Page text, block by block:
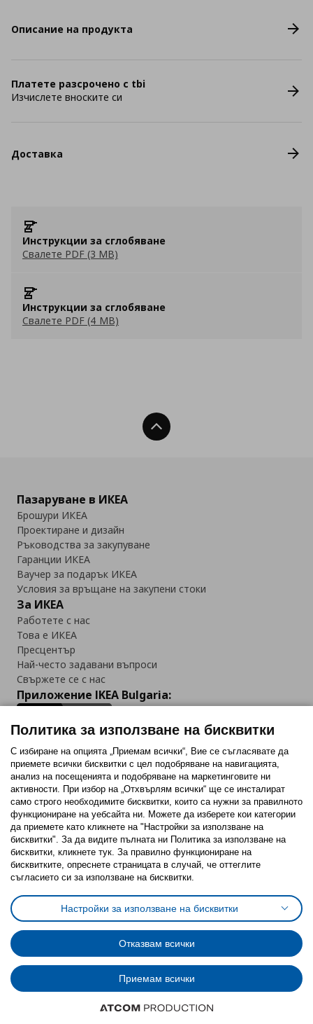
Описание на продукта
Платете разсрочено с tbi
Изчислете вноските си
Доставка
Инструкции за сглобяване
Свалете PDF (3 MB)
Инструкции за сглобяване
Свалете PDF (4 MB)
Нагоре
Пазаруване в ИКЕА
Брошури ИКЕА
Проектиране и дизайн
Ръководства за закупуване
Гаранции ИКЕА
Ваучер за подарък ИКЕА
Условия за връщане на закупени стоки
За ИКЕА
Работете с нас
Това е ИКЕА
Пресцентър
Най-често задавани въпроси
Свържете се с нас
Приложение IKEA Bulgaria:
Последвайте ни:
FacebookTwitterYoutubePinterestInstagram
Политика за използване на бисквитки (Cookies)
Избор на настройки за използване на бисквитки
Условия за ползване на ikea.bgОбща политика за личните данни
Политика за защита на личните данни на ikea.bg
Общи условия на програма IKEA Family
Политика за защита на лични данни на програма IKEA Family
© Inter-IKEA Systems B.V. 1999 - 2025
Политика за използване на бисквитки
С избиране на опцията „Приемам всички“, Вие се съгласявате да
приемете всички бисквитки с цел подобряване на навигацията,
анализ на посещенията и подобряване на маркетинговите ни
активности. При избор на „Отхвърлям всички“ ще се инсталират
само строго необходимитe бисквитки, които са нужни за правилното
функциониране на уебсайта ни. Можете да изберете кои категории
да приемете като кликнете на "Настройки за използване на
бисквитки". За да видите пълната ни Политика за използване на
бисквитки, кликнете тук. За правилно функциониране на
бисквитките, опреснете страницата в случай, че оттеглите
съгласието си за използване на бисквитки.
Настройки за използване на бисквитки
Отказвам всички
Приемам всички